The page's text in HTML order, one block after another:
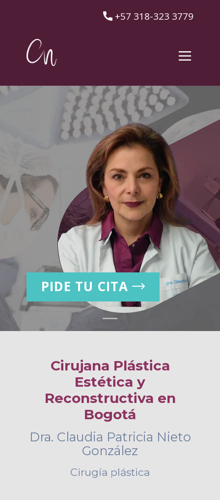
​+57 318-323 3779
PIDE TU CITA
Cirujana Plástica
Estética y
Reconstructiva en
Bogotá
Dra. Claudia Patricia Nieto
González
Cirugía plástica